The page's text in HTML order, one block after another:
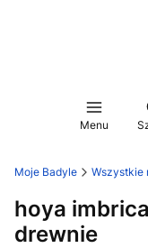
Menu
Moje Badyle Wszystkie
hoya
drewnie